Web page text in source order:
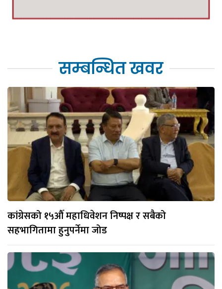
सम्बन्धित खवर
कांग्रेसको १५औँ महाधिवेशन निष्पक्ष र सबैको
सहभागितामा हुनुपर्नेमा जोड